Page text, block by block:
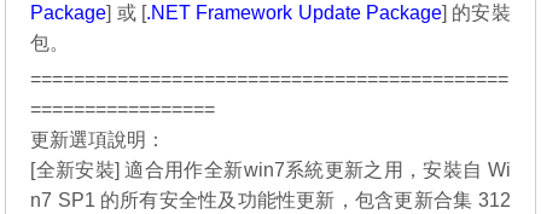
Package] 或 [.NET Framework Update Package] 的安裝
包。
============================================
=================
更新選項說明：
[全新安裝] 適合用作全新win7系統更新之用，安裝自 Wi
n7 SP1 的所有安全性及功能性更新，包含更新合集 312